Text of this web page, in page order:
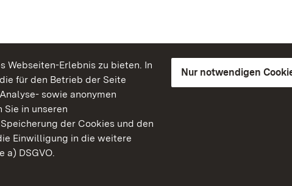
Webseiten-Erlebnis zu bieten. In
für den Betrieb der Seite
sowie anonymen
in unseren
der Cookies und den
Einwilligung in die weitere
a) DSGVO.
Nur notwendigen